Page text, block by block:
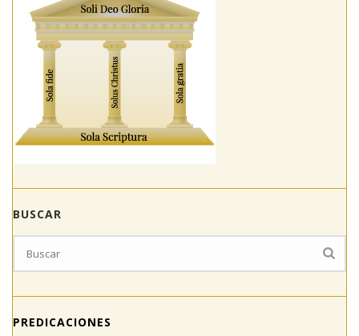
BUSCAR
PREDICACIONES